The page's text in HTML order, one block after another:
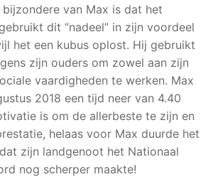
bijzondere van Max is dat het
dit “nadeel” in zijn voordeel
het een kubus oplost. Hij gebruikt
zijn ouders om zowel aan zijn
vaardigheden te werken. Max
2018 een tijd neer van 4.40
is om de allerbeste te zijn en
helaas voor Max duurde het
zijn landgenoot het Nationaal
nog scherper maakte!